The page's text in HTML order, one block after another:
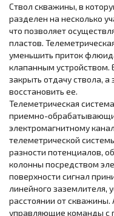
Ствол скважины, в
разделен на несколько
что позволяет
пластов.
уменьшить приток
клапанным устройством.
закрыть отдачу ствола,
восстановить ее.
Телеметрическая
приемно-
электромагнитному
телеметрической
разности потенциалов,
колонны посредством
поверхности сигнал
линейного заземлителя,
расстоянии от
управляющие команды с